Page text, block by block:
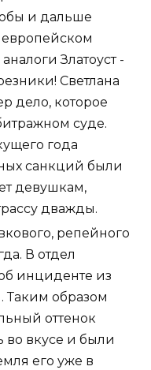
и дальше
Златоуст -
Светлана
дело, которое
суде.
года
санкций были
девушкам,
дважды.
репейного
В отдел
инциденте из
Таким образом
оттенок
во вкусе и были
его уже в